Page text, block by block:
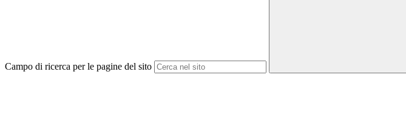
Campo di ricerca per le pagine del sito